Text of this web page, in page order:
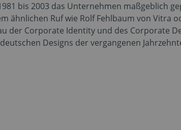
bis 2003 das Unternehmen maßgeblich
Ruf wie Rolf Fehlbaum von Vitra
der Corporate Identity und des Corporate
Designs der vergangenen